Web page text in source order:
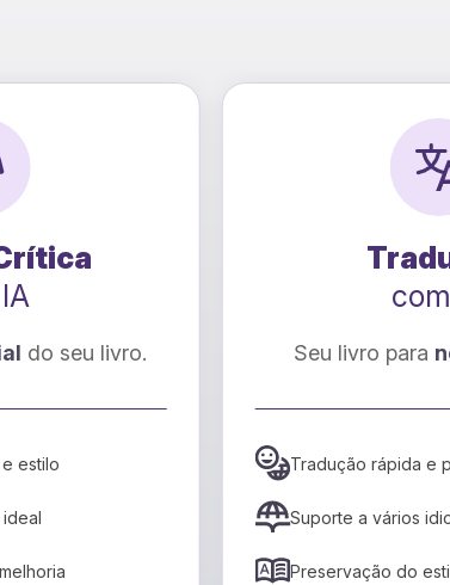
do seu livro.
estilo
Seu livro para
Tradução rápida e
Suporte a vários
Preservação do